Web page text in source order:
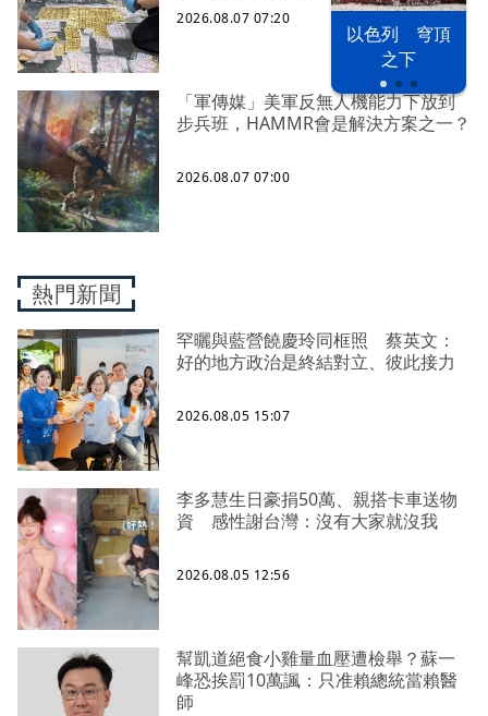
以色列 穹頂
之下
2026.08.07 07:20
「軍傳媒」美軍反無人機能力下放到
步兵班，HAMMR會是解決方案之一？
2026.08.07 07:00
熱門新聞
罕曬與藍營饒慶玲同框照 蔡英文：
好的地方政治是終結對立、彼此接力
2026.08.05 15:07
李多慧生日豪捐50萬、親搭卡車送物
資 感性謝台灣：沒有大家就沒我
2026.08.05 12:56
幫凱道絕食小雞量血壓遭檢舉？蘇一
峰恐挨罰10萬諷：只准賴總統當賴醫
師